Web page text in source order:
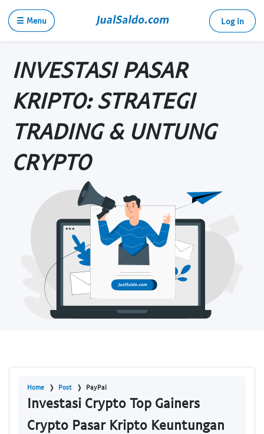
☰ Menu Log in
INVESTASI PASAR
KRIPTO: STRATEGI
TRADING & UNTUNG
CRYPTO
Home Post PayPal
Investasi Crypto Top Gainers
Crypto Pasar Kripto Keuntungan